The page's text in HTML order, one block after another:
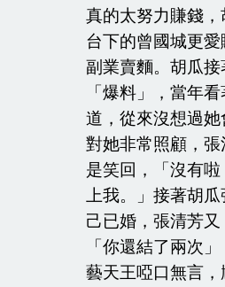
真的太努力賺錢，
台下的曾國城更愛
副業賣麵。胡瓜接
「爆料」，當年
道，從來沒想過
對她非常照顧，張
是笑回，「沒有
上我。」接著胡
己已婚，張清芳又
「你還結了兩次
藝天王啞口無言，